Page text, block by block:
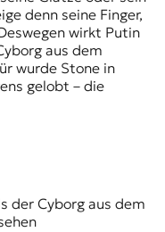
denn seine Finger,
wirkt Putin
aus dem
wurde Stone in
gelobt – die
der Cyborg aus dem